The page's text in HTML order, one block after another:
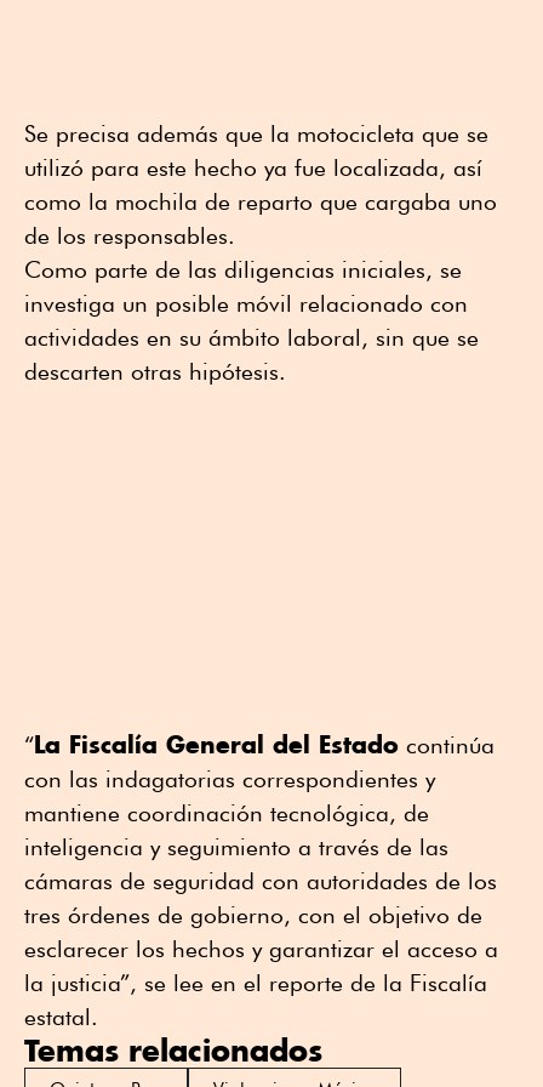
Se precisa además que la motocicleta que se
utilizó para este hecho ya fue localizada, así
como la mochila de reparto que cargaba uno
de los responsables.
Como parte de las diligencias iniciales, se
investiga un posible móvil relacionado con
actividades en su ámbito laboral, sin que se
descarten otras hipótesis.
“La Fiscalía General del Estado continúa
con las indagatorias correspondientes y
mantiene coordinación tecnológica, de
inteligencia y seguimiento a través de las
cámaras de seguridad con autoridades de los
tres órdenes de gobierno, con el objetivo de
esclarecer los hechos y garantizar el acceso a
la justicia”, se lee en el reporte de la Fiscalía
estatal.
Temas relacionados